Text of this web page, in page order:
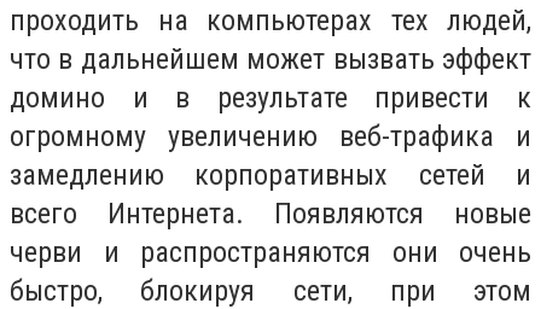
проходить на компьютерах тех людей,
что в дальнейшем может вызвать эффект
домино и в результате привести к
огромному увеличению веб-трафика и
замедлению корпоративных сетей и
всего Интернета. Появляются новые
черви и распространяются они очень
быстро, блокируя сети, при этом